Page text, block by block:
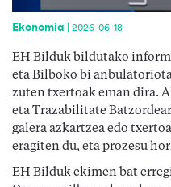
Ekonomia 2026-06-18
EH Bilduk bildutako
eta Bilboko bi
zuten txertoak eman dira.
eta Trazabilitate
galera azkartzea edo
eragiten du, eta prozesu
EH Bilduk ekimen bat